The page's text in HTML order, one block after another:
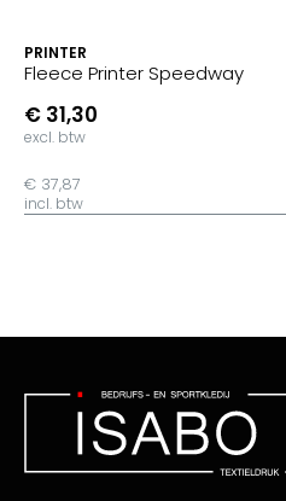
PRINTER
Fleece Printer Speedway
€ 31,30
excl. btw
€ 37,87
incl. btw